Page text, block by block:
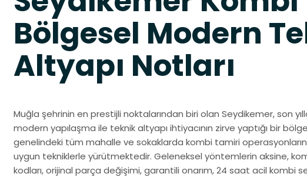
Bölgesel Modern
Altyapı Notları
Muğla şehrinin en prestijli noktalarından biri olan Seydikemer, son
modern yapılaşma ile teknik altyapı ihtiyacının zirve yaptığı bir
genelindeki tüm mahalle ve sokaklarda kombi tamiri
uygun tekniklerle yürütmektedir. Geleneksel yöntemlerin aksine,
kodları, orijinal parça değişimi, garantili onarım, 24 saat acil kombi